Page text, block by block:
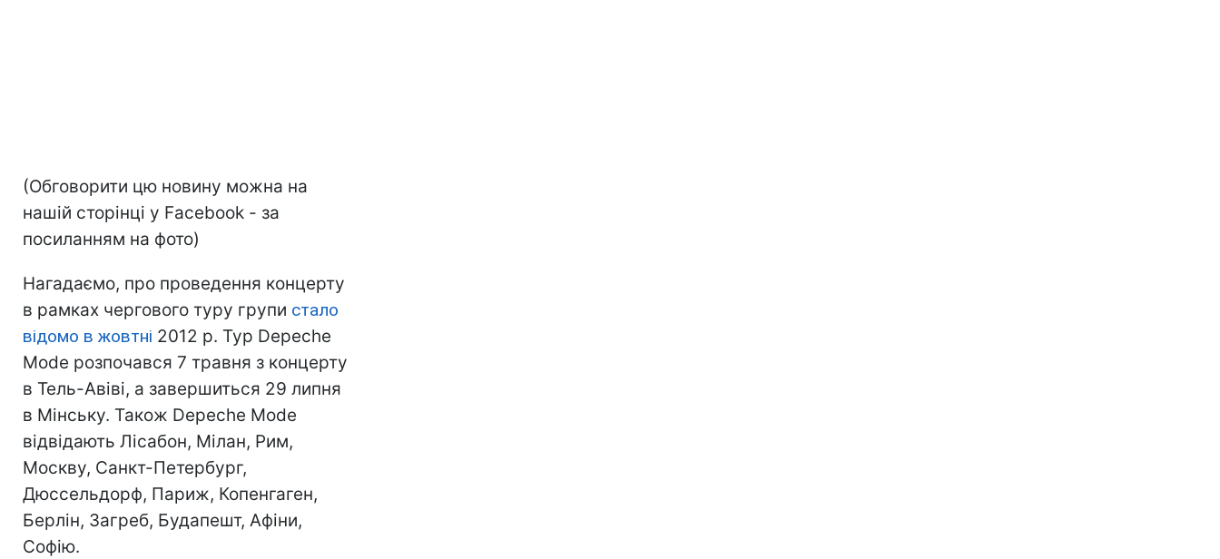
(Обговорити цю новину можна на
нашій сторінці у Facebook - за
посиланням на фото)
Нагадаємо, про проведення концерту
в рамках чергового туру групи стало
відомо в жовтні 2012 р. Тур Depeche
Mode розпочався 7 травня з концерту
в Тель-Авіві, а завершиться 29 липня
в Мінську. Також Depeche Mode
відвідають Лісабон, Мілан, Рим,
Москву, Санкт-Петербург,
Дюссельдорф, Париж, Копенгаген,
Берлін, Загреб, Будапешт, Афіни,
Софію.